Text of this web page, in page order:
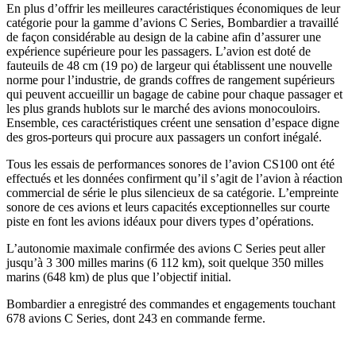
En plus d’offrir les meilleures caractéristiques économiques de leur
catégorie pour la gamme d’avions C Series, Bombardier a travaillé
de façon considérable au design de la cabine afin d’assurer une
expérience supérieure pour les passagers. L’avion est doté de
fauteuils de 48 cm (19 po) de largeur qui établissent une nouvelle
norme pour l’industrie, de grands coffres de rangement supérieurs
qui peuvent accueillir un bagage de cabine pour chaque passager et
les plus grands hublots sur le marché des avions monocouloirs.
Ensemble, ces caractéristiques créent une sensation d’espace digne
des gros-porteurs qui procure aux passagers un confort inégalé.
Tous les essais de performances sonores de l’avion CS100 ont été
effectués et les données confirment qu’il s’agit de l’avion à réaction
commercial de série le plus silencieux de sa catégorie. L’empreinte
sonore de ces avions et leurs capacités exceptionnelles sur courte
piste en font les avions idéaux pour divers types d’opérations.
L’autonomie maximale confirmée des avions C Series peut aller
jusqu’à 3 300 milles marins (6 112 km), soit quelque 350 milles
marins (648 km) de plus que l’objectif initial.
Bombardier a enregistré des commandes et engagements touchant
678 avions C Series, dont 243 en commande ferme.